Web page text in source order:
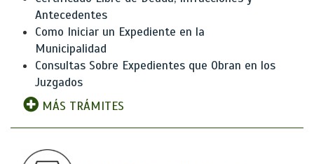
Antecedentes
Como Iniciar un Expediente en la
Municipalidad
Consultas Sobre Expedientes que Obran en los
Juzgados
MÁS TRÁMITES